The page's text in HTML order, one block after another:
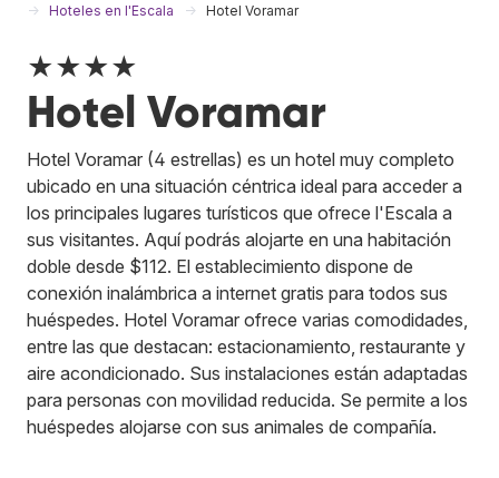
Hoteles en l'Escala
Hotel Voramar
★★★★
Hotel Voramar
Hotel Voramar (4 estrellas) es un hotel muy completo
ubicado en una situación céntrica ideal para acceder a
los principales lugares turísticos que ofrece l'Escala a
sus visitantes. Aquí podrás alojarte en una habitación
doble desde $112. El establecimiento dispone de
conexión inalámbrica a internet gratis para todos sus
huéspedes. Hotel Voramar ofrece varias comodidades,
entre las que destacan: estacionamiento, restaurante y
aire acondicionado. Sus instalaciones están adaptadas
para personas con movilidad reducida. Se permite a los
huéspedes alojarse con sus animales de compañía.